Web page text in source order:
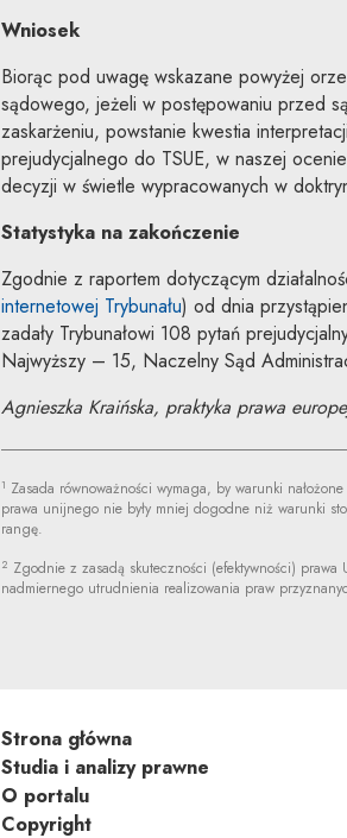
Wniosek
Biorąc pod uwagę wskazane powyżej
sądowego, jeżeli w postępowaniu przed
zaskarżeniu, powstanie kwestia
prejudycjalnego do TSUE, w naszej
decyzji w świetle wypracowanych w
Statystyka na zakończenie
Zgodnie z raportem dotyczącym
internetowej TrybunałuUwaga, link
) od dnia
zadały Trybunałowi 108 pytań
Najwyższy – 15, Naczelny Sąd
Agnieszka Kraińska, praktyka prawa
1 Zasada równoważności wymaga, by warunki
prawa unijnego nie były mniej dogodne niż warunki
rangę.
2 Zgodnie z zasadą skuteczności (efektywności)
nadmiernego utrudnienia realizowania praw
Strona główna
Studia i analizy prawne
O portalu
Copyright